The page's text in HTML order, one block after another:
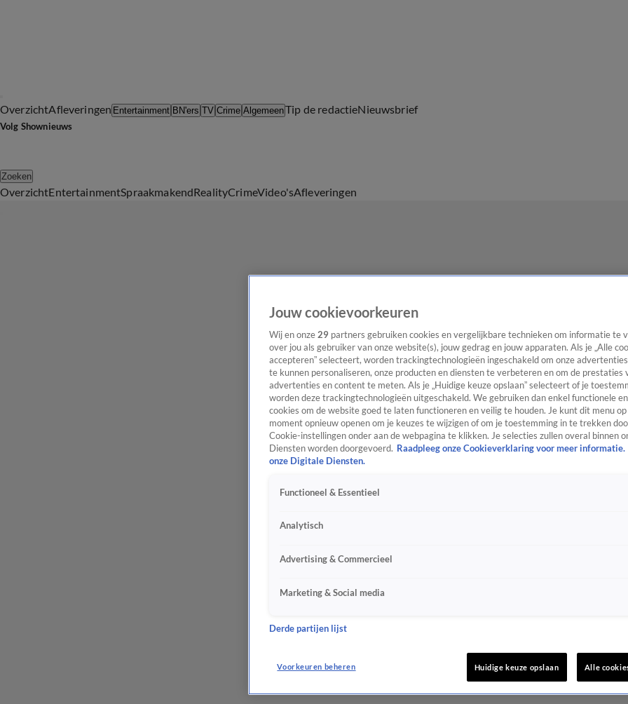
OverzichtAfleveringen Entertainment BN'ers TV Crime AlgemeenTip de redactieNieuwsbrief
Volg Shownieuws
Zoeken
OverzichtEntertainmentSpraakmakendRealityCrimeVideo'sAfleveringen
Jouw cookievoorkeuren
Wij en onze 29 partners gebruiken cookies en vergelijkbare technieken om informatie te
over jou als gebruiker van onze website(s), jouw gedrag en jouw apparaten. Als je „Alle
accepteren” selecteert, worden trackingtechnologieën ingeschakeld om onze
te kunnen personaliseren, onze producten en diensten te verbeteren en om de prestaties
advertenties en content te meten. Als je „Huidige keuze opslaan” selecteert of je
worden deze trackingtechnologieën uitgeschakeld. We gebruiken dan enkel functionele
cookies om de website goed te laten functioneren en veilig te houden. Je kunt dit menu
moment opnieuw openen om je keuzes te wijzigen of om je toestemming in te trekken
Cookie-instellingen onder aan de webpagina te klikken. Je selecties zullen overal binnen
Diensten worden doorgevoerd. Raadpleeg onze Cookieverklaring voor meer informatie.
onze Digitale Diensten.
Functioneel & Essentieel
Analytisch
Advertising & Commercieel
Marketing & Social media
Derde partijen lijst
Voorkeuren beheren Huidige keuze opslaan Alle